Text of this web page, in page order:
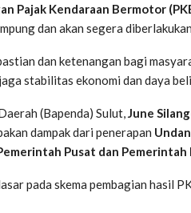
Pajak Kendaraan Bermotor
dan akan segera
dan ketenangan bagi
stabilitas ekonomi dan daya
(Bapenda) Sulut,June
dampak dari penerapan
Pusat dan Pemerintah
pada skema pembagian hasil